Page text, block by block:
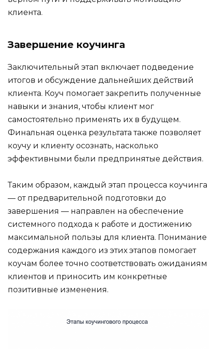
клиента.
Завершение коучинга
Заключительный этап включает подведение
итогов и обсуждение дальнейших действий
клиента. Коуч помогает закрепить полученные
навыки и знания, чтобы клиент мог
самостоятельно применять их в будущем.
Финальная оценка результата также позволяет
коучу и клиенту осознать, насколько
эффективными были предпринятые действия.
Таким образом, каждый этап процесса коучинга
— от предварительной подготовки до
завершения — направлен на обеспечение
системного подхода к работе и достижению
максимальной пользы для клиента. Понимание
содержания каждого из этих этапов помогает
коучам более точно соответствовать ожиданиям
клиентов и приносить им конкретные
позитивные изменения.